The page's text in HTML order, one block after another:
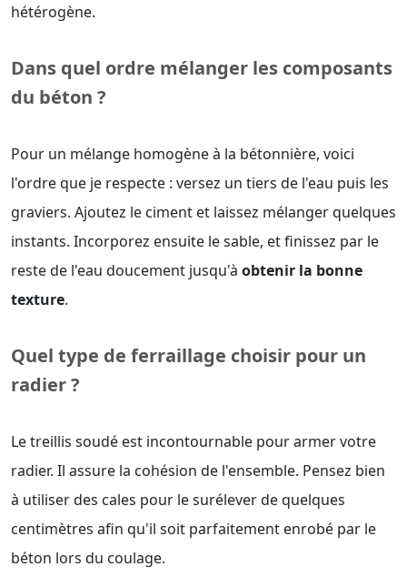
hétérogène.
Dans quel ordre mélanger les composants
du béton ?
Pour un mélange homogène à la bétonnière, voici
l'ordre que je respecte : versez un tiers de l'eau puis les
graviers. Ajoutez le ciment et laissez mélanger quelques
instants. Incorporez ensuite le sable, et finissez par le
reste de l'eau doucement jusqu'à obtenir la bonne
texture.
Quel type de ferraillage choisir pour un
radier ?
Le treillis soudé est incontournable pour armer votre
radier. Il assure la cohésion de l'ensemble. Pensez bien
à utiliser des cales pour le surélever de quelques
centimètres afin qu'il soit parfaitement enrobé par le
béton lors du coulage.